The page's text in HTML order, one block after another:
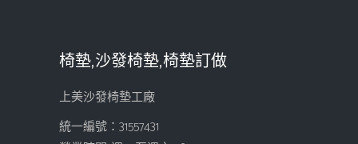
椅墊,沙發椅墊,椅墊訂做
上美沙發椅墊工廠
統一編號：31557431